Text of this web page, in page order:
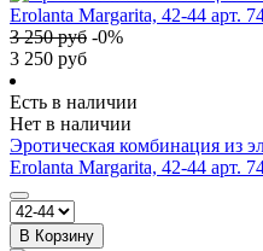
3 250руб -0%
3 250 руб
Есть в наличии
Нет в наличии
Эротическая комбинация из
Erolanta Margarita, 42-44 арт.
В Корзину